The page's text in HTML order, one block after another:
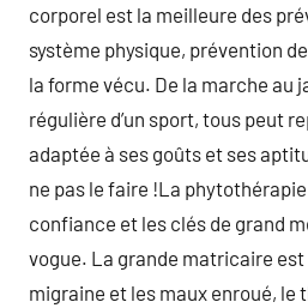
corporel est la meilleure des
système physique, prévention
la forme vécu. De la marche au
régulière d’un sport, tous peut
adaptée à ses goûts et ses
ne pas le faire !La
confiance et les clés de grand
vogue. La grande matricaire
migraine et les maux enroué, le